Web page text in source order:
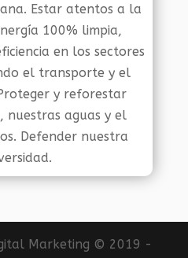
Estar atentos a la
100% limpia,
en los sectores
el transporte y el
y reforestar
nuestras aguas y el
Defender nuestra
Marketing © 2019 -